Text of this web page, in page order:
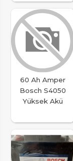
60 Ah Amper
Bosch S4050
Yüksek Akü